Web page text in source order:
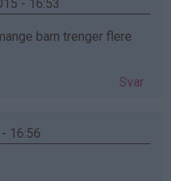
- 16:53
barn trenger flere
Svar
16:56